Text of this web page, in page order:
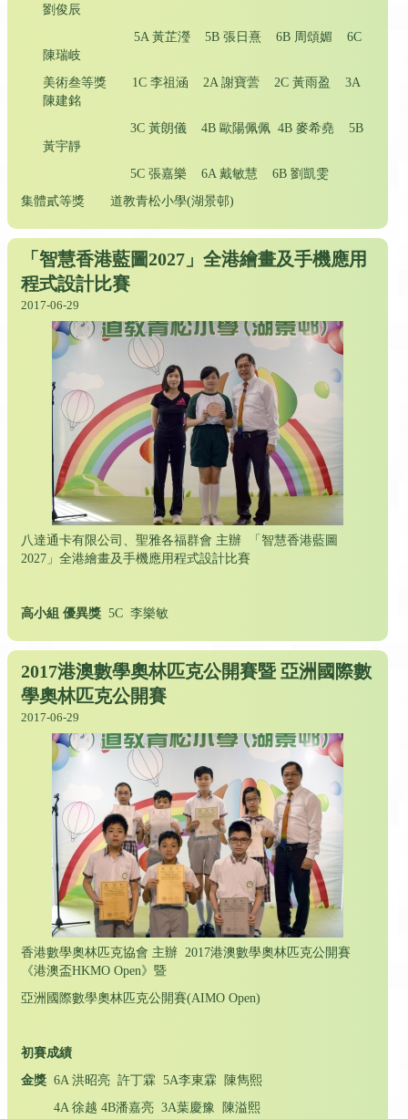
劉俊辰
5A 黃芷瀅 5B 張日熹 6B 周頌媚 6C
陳瑞岐
美術叁等獎 1C 李祖涵 2A 謝寶蕓 2C 黃雨盈 3A
陳建銘
3C 黃朗儀 4B 歐陽佩佩 4B 麥希堯 5B
黃宇靜
5C 張嘉樂 6A 戴敏慧 6B 劉凱雯
集體貳等獎 道教青松小學(湖景邨)
「智慧香港藍圖2027」全港繪畫及手機應用
程式設計比賽
2017-06-29
八達通卡有限公司、聖雅各福群會 主辦 「智慧香港藍圖
2027」全港繪畫及手機應用程式設計比賽
高小組 優異獎 5C 李樂敏
2017港澳數學奧林匹克公開賽暨 亞洲國際數
學奧林匹克公開賽
2017-06-29
香港數學奧林匹克協會 主辦 2017港澳數學奧林匹克公開賽
《港澳盃HKMO Open》暨
亞洲國際數學奧林匹克公開賽(AIMO Open)
初賽成績
金獎 6A 洪昭亮 許丁霖 5A李東霖 陳雋熙
4A 徐越 4B潘嘉亮 3A葉慶豫 陳溢熙